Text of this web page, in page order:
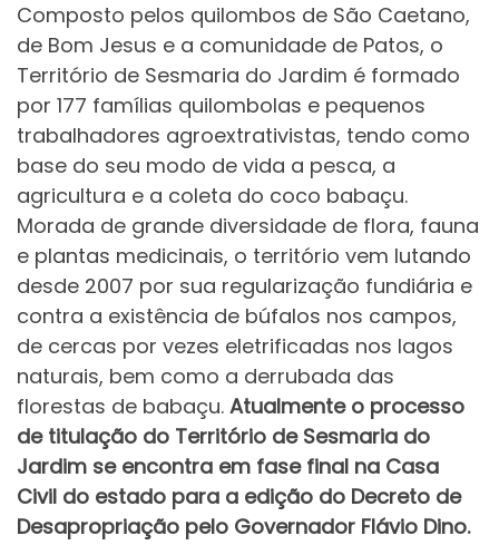
Composto pelos quilombos de São Caetano,
de Bom Jesus e a comunidade de Patos, o
Território de Sesmaria do Jardim é formado
por 177 famílias quilombolas e pequenos
trabalhadores agroextrativistas, tendo como
base do seu modo de vida a pesca, a
agricultura e a coleta do coco babaçu.
Morada de grande diversidade de flora, fauna
e plantas medicinais, o território vem lutando
desde 2007 por sua regularização fundiária e
contra a existência de búfalos nos campos,
de cercas por vezes eletrificadas nos lagos
naturais, bem como a derrubada das
florestas de babaçu. Atualmente o processo
de titulação do Território de Sesmaria do
Jardim se encontra em fase final na Casa
Civil do estado para a edição do Decreto de
Desapropriação pelo Governador Flávio Dino.